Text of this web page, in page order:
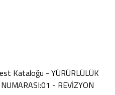
Kataloğu - YÜRÜRLÜLÜK
- REVİZYON